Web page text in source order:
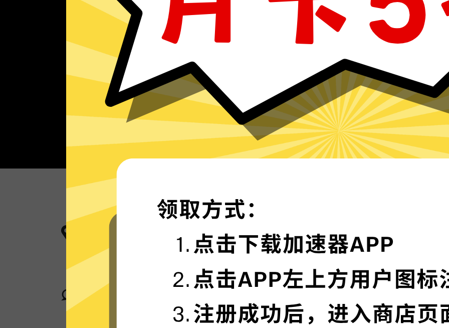
更多服务器地区选择
奈飞加速器现已拥有超多加速服务器节点，并且还在不断增加中。
奈飞加速器已为所有
卓越的连接稳定性
奈飞加速器采用行业领先的自研发通信协议，深度保护特征，不论您
身在何处，都可轻松加速。
多语言界面
奈飞加速器提供多种